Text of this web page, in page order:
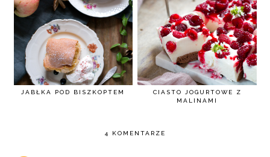
JABŁKA POD BISZKOPTEM
CIASTO JOGURTOWE Z
MALINAMI
4 KOMENTARZE